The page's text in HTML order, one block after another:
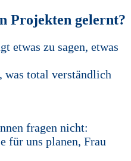
Projekten gelernt?
etwas zu sagen, etwas
was total verständlich
fragen nicht:
für uns planen, Frau